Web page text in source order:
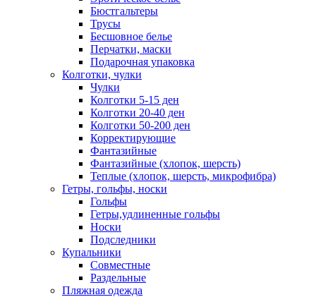
Бюстгальтеры
Трусы
Бесшовное белье
Перчатки, маски
Подарочная упаковка
Колготки, чулки
Чулки
Колготки 5-15 ден
Колготки 20-40 ден
Колготки 50-200 ден
Корректирующие
Фантазийные
Фантазийные (хлопок, шерсть)
Теплые (хлопок, шерсть, микрофибра)
Гетры, гольфы, носки
Гольфы
Гетры,удлиненные гольфы
Носки
Подследники
Купальники
Совместные
Раздельные
Пляжная одежда